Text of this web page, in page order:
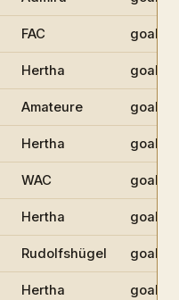
FAC
Hertha
Amateure
Hertha
WAC
Hertha
Rudolfshügel
Hertha